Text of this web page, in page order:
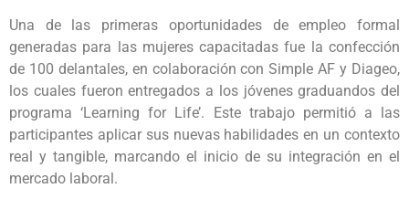
Una de las primeras oportunidades de empleo formal
generadas para las mujeres capacitadas fue la confección
de 100 delantales, en colaboración con Simple AF y Diageo,
los cuales fueron entregados a los jóvenes graduandos del
programa ‘Learning for Life’. Este trabajo permitió a las
participantes aplicar sus nuevas habilidades en un contexto
real y tangible, marcando el inicio de su integración en el
mercado laboral.